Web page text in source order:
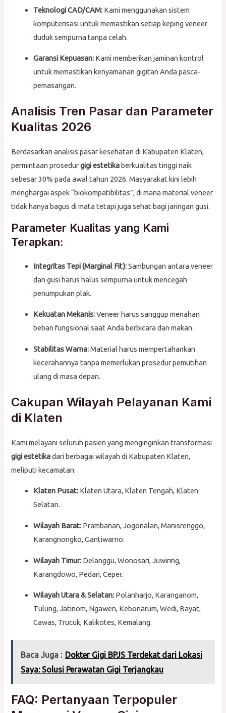
Teknologi CAD/CAM: Kami menggunakan sistem
komputerisasi untuk memastikan setiap keping veneer
duduk sempurna tanpa celah.
Garansi Kepuasan: Kami memberikan jaminan kontrol
untuk memastikan kenyamanan gigitan Anda pasca-
pemasangan.
Analisis Tren Pasar dan Parameter
Kualitas 2026
Berdasarkan analisis pasar kesehatan di Kabupaten Klaten,
permintaan prosedurgigi estetikaberkualitas tinggi naik
sebesar 30% pada awal tahun 2026. Masyarakat kini lebih
menghargai aspek “biokompatibilitas”, di mana material veneer
tidak hanya bagus di mata tetapi juga sehat bagi jaringan gusi.
Parameter Kualitas yang Kami
Terapkan:
Integritas Tepi (Marginal Fit):Sambungan antara veneer
dan gusi harus halus sempurna untuk mencegah
penumpukan plak.
Kekuatan Mekanis:Veneer harus sanggup menahan
beban fungsional saat Anda berbicara dan makan.
Stabilitas Warna:Material harus mempertahankan
kecerahannya tanpa memerlukan prosedur pemutihan
ulang di masa depan.
Cakupan Wilayah Pelayanan Kami
di Klaten
Kami melayani seluruh pasien yang menginginkan transformasi
gigi estetikadari berbagai wilayah di Kabupaten Klaten,
meliputi kecamatan:
Klaten Pusat: Klaten Utara, Klaten Tengah, Klaten
Selatan.
Wilayah Barat: Prambanan, Jogonalan, Manisrenggo,
Karangnongko, Gantiwarno.
Wilayah Timur: Delanggu, Wonosari, Juwiring,
Karangdowo, Pedan, Ceper.
Wilayah Utara & Selatan: Polanharjo, Karanganom,
Tulung, Jatinom, Ngawen, Kebonarum, Wedi, Bayat,
Cawas, Trucuk, Kalikotes, Kemalang.
Baca Juga : Dokter Gigi BPJS Terdekat dari Lokasi
Saya: Solusi Perawatan Gigi Terjangkau
FAQ: Pertanyaan Terpopuler